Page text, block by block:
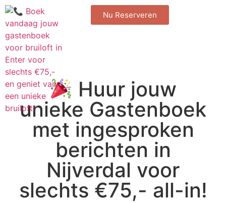
Nu Reserveren
Huur jouw
unieke Gastenboek
met ingesproken
berichten in
Nijverdal voor
slechts €75,- all-in!